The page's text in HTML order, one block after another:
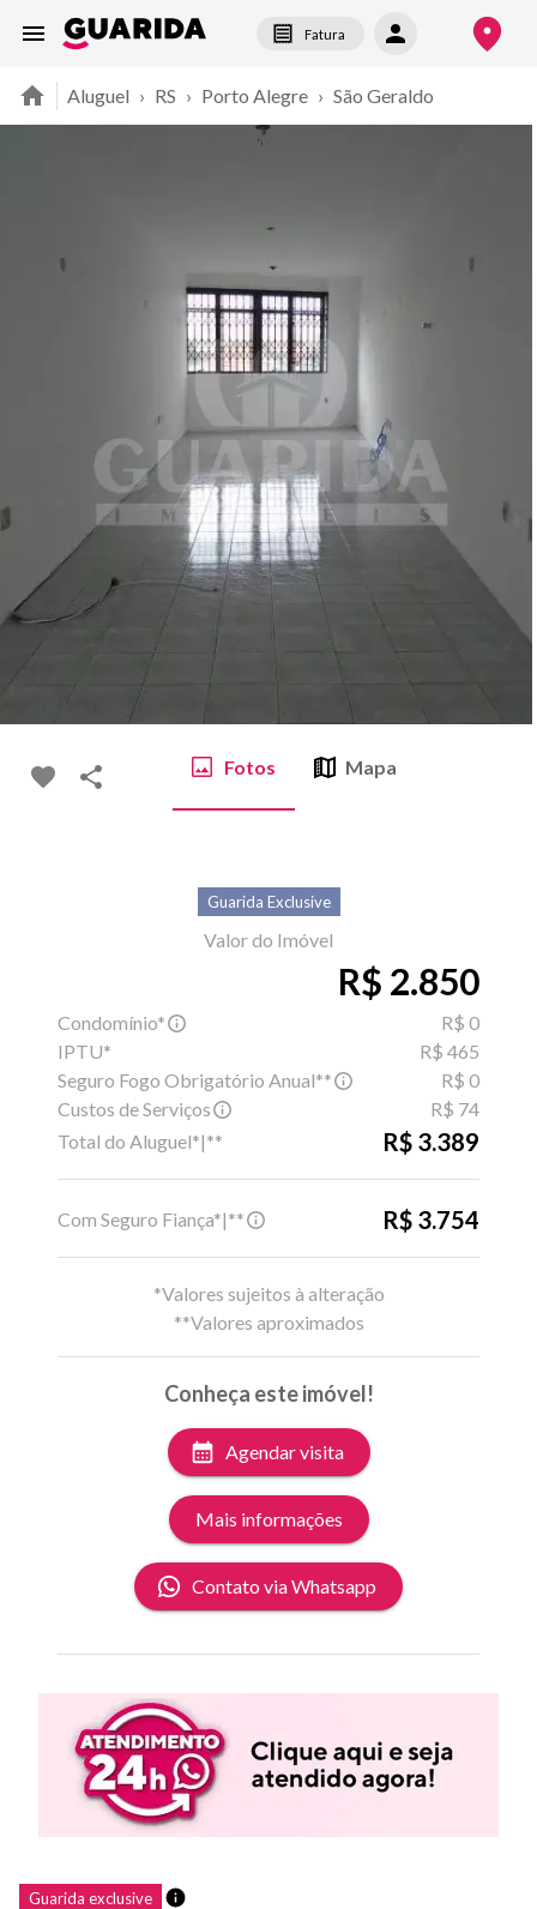
Fatura
Aluguel › RS › Porto Alegre › São Geraldo
Fotos Mapa
Guarida Exclusive
Valor do Imóvel
R$ 2.850
Condomínio*
R$ 0
IPTU*
R$ 465
Seguro Fogo Obrigatório Anual**
R$ 0
Custos de Serviços
R$ 74
Total do Aluguel*|**
R$ 3.389
Com Seguro Fiança*|** R$ 3.754
*Valores sujeitos à alteração
**Valores aproximados
Conheça este imóvel!
Agendar visita
Mais informações
Contato via Whatsapp
Guarida exclusive